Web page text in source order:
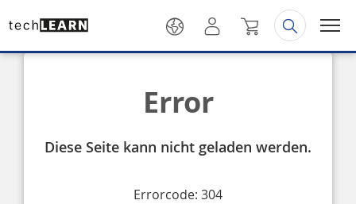
Error
Diese Seite kann nicht geladen werden.
Errorcode: 304